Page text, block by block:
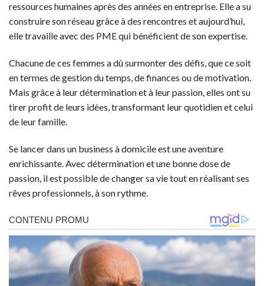
ressources humaines après des années en entreprise. Elle a su
construire son réseau grâce à des rencontres et aujourd’hui,
elle travaille avec des PME qui bénéficient de son expertise.
Chacune de ces femmes a dû surmonter des défis, que ce soit
en termes de gestion du temps, de finances ou de motivation.
Mais grâce à leur détermination et à leur passion, elles ont su
tirer profit de leurs idées, transformant leur quotidien et celui
de leur famille.
Se lancer dans un business à domicile est une aventure
enrichissante. Avec détermination et une bonne dose de
passion, il est possible de changer sa vie tout en réalisant ses
rêves professionnels, à son rythme.